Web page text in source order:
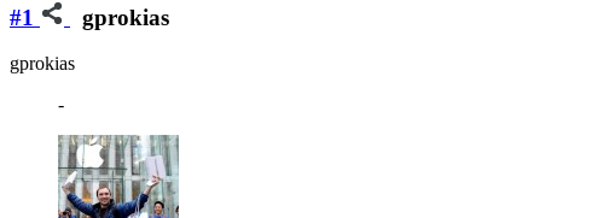
#1 gprokias
gprokias
-